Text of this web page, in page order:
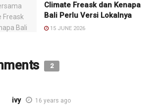
Climate Freask dan Kenapa
Bali Perlu Versi Lokalnya
15 JUNE 2026
2
ivy 16 years ago